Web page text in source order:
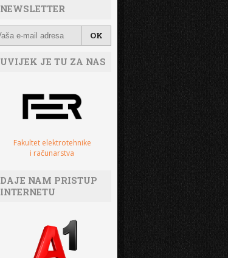
NEWSLETTER
UVIJEK JE TU ZA NAS
Fakultet elektrotehnike
i računarstva
DAJE NAM PRISTUP
INTERNETU